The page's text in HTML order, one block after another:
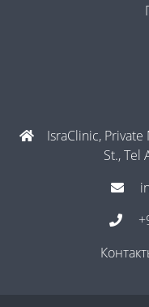
IsraClinic,
St., Tel